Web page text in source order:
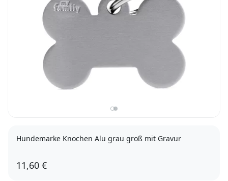
Hundemarke Knochen Alu grau groß mit Gravur
11,60 €